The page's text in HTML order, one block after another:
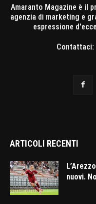
Amaranto Magazine è il
agenzia di marketing e
espressione
Contattaci:
ARTICOLI RECENTI
nuovi.